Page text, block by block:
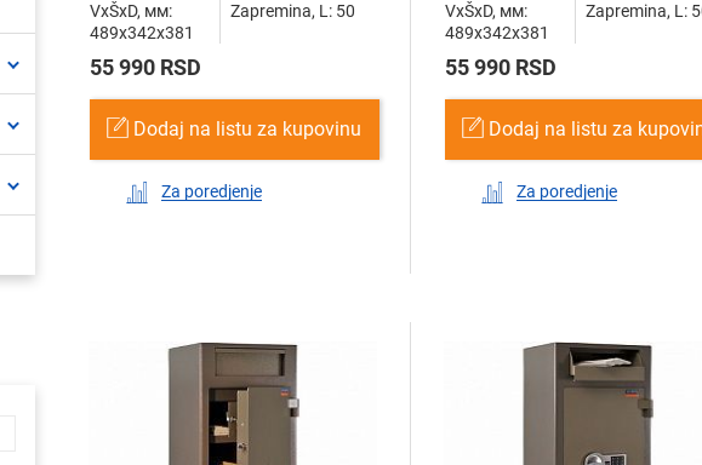
VxŠxD, мм:
489x342x381
Zapremina, L: 50
55 990 RSD
Dodaj na listu za kupovinu
Za poredjenje
VxŠxD, мм:
489x342x381
Zapremina, L:
55 990 RSD
Dodaj na listu za
Za poredjenje